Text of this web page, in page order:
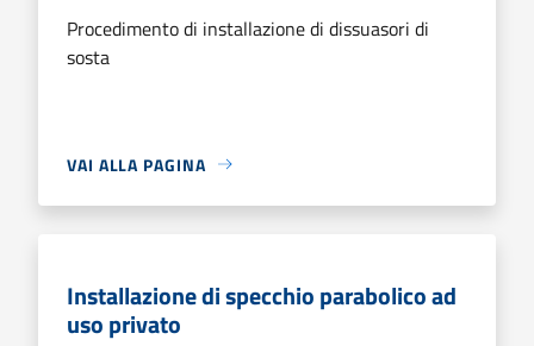
Procedimento di installazione di dissuasori di
sosta
VAI ALLA PAGINA
Installazione di specchio parabolico ad
uso privato